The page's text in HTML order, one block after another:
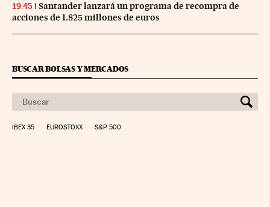
19:45
Santander lanzará un programa de recompra de
acciones de 1.825 millones de euros
BUSCAR BOLSAS Y MERCADOS
IBEX 35 EUROSTOXX S&P 500